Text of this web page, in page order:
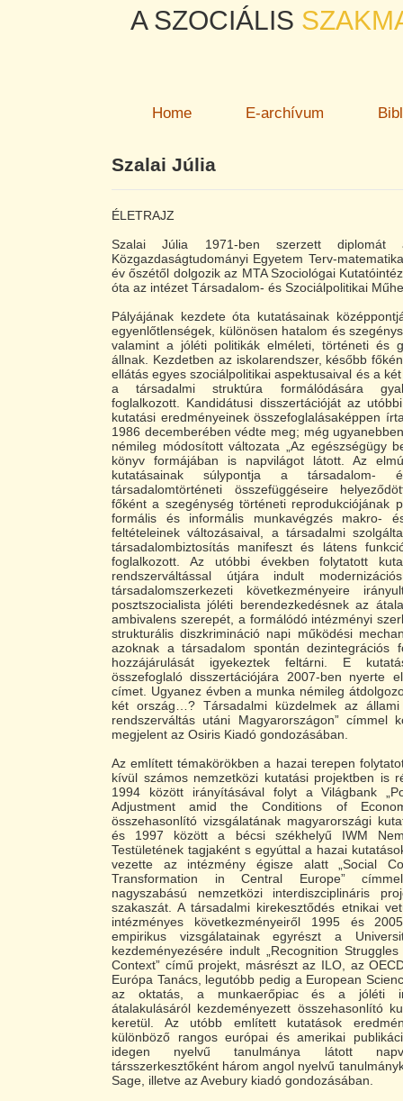
A SZOCIÁLIS
Home E-archívum
Szalai Júlia
ÉLETRAJZ
Szalai Júlia 1971-ben szerzett
Közgazdaságtudományi Egyetem Terv-
év őszétől dolgozik az MTA Szociológai
óta az intézet Társadalom- és Szociálpolitikai
Pályájának kezdete óta kutatásainak
egyenlőtlenségek, különösen hatalom és
valamint a jóléti politikák elméleti, történeti és
állnak. Kezdetben az iskolarendszer, később
ellátás egyes szociálpolitikai aspektusaival és a
a társadalmi struktúra formálódására
foglalkozott. Kandidátusi disszertációját az
kutatási eredményeinek összefoglalásaképpen
1986 decemberében védte meg; még
némileg módosított változata „Az egészségügy
könyv formájában is napvilágot látott. Az
kutatásainak súlypontja a társadalom-
társadalomtörténeti összefüggéseire
főként a szegénység történeti reprodukciójának
formális és informális munkavégzés makro-
feltételeinek változásaival, a társadalmi
társadalombiztosítás manifeszt és látens
foglalkozott. Az utóbbi években folytatott
rendszerváltással útjára indult
társadalomszerkezeti következményeire
posztszocialista jóléti berendezkedésnek az
ambivalens szerepét, a formálódó intézményi
strukturális diszkrimináció napi működési
azoknak a társadalom spontán dezintegrációs
hozzájárulását igyekeztek feltárni. E
összefoglaló disszertációjára 2007-ben nyerte
címet. Ugyanez évben a munka némileg
két ország…? Társadalmi küzdelmek az
rendszerváltás utáni Magyarországon” címmel
megjelent az Osiris Kiadó gondozásában.
Az említett témakörökben a hazai terepen
kívül számos nemzetközi kutatási projektben is
1994 között irányításával folyt a Világbank
Adjustment amid the Conditions of
összehasonlító vizsgálatának magyarországi
és 1997 között a bécsi székhelyű IWM
Testületének tagjaként s egyúttal a hazai
vezette az intézmény égisze alatt „Social
Transformation in Central Europe”
nagyszabású nemzetközi interdiszciplináris
szakaszát. A társadalmi kirekesztődés etnikai
intézményes következményeiről 1995 és
empirikus vizsgálatainak egyrészt a
kezdeményezésére indult „Recognition
Context” című projekt, másrészt az ILO, az
Európa Tanács, legutóbb pedig a European
az oktatás, a munkaerőpiac és a jóléti
átalakulásáról kezdeményezett összehasonlító
keretül. Az utóbb említett kutatások
különböző rangos európai és amerikai
idegen nyelvű tanulmánya látott
társszerkesztőként három angol nyelvű
Sage, illetve az Avebury kiadó gondozásában.